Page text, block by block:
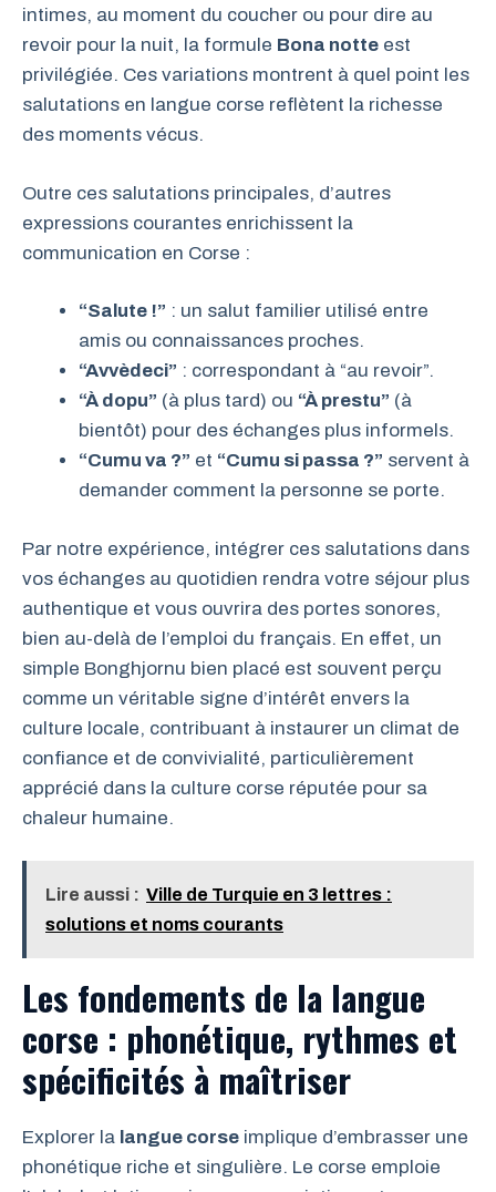
intimes, au moment du coucher ou pour dire au
revoir pour la nuit, la formule Bona notte est
privilégiée. Ces variations montrent à quel point les
salutations en langue corse reflètent la richesse
des moments vécus.
Outre ces salutations principales, d’autres
expressions courantes enrichissent la
communication en Corse :
“Salute !” : un salut familier utilisé entre
amis ou connaissances proches.
“Avvèdeci” : correspondant à “au revoir”.
“À dopu” (à plus tard) ou “À prestu” (à
bientôt) pour des échanges plus informels.
“Cumu va ?” et “Cumu si passa ?” servent à
demander comment la personne se porte.
Par notre expérience, intégrer ces salutations dans
vos échanges au quotidien rendra votre séjour plus
authentique et vous ouvrira des portes sonores,
bien au-delà de l’emploi du français. En effet, un
simple Bonghjornu bien placé est souvent perçu
comme un véritable signe d’intérêt envers la
culture locale, contribuant à instaurer un climat de
confiance et de convivialité, particulièrement
apprécié dans la culture corse réputée pour sa
chaleur humaine.
Lire aussi : Ville de Turquie en 3 lettres :
solutions et noms courants
Les fondements de la langue
corse : phonétique, rythmes et
spécificités à maîtriser
Explorer la langue corse implique d’embrasser une
phonétique riche et singulière. Le corse emploie